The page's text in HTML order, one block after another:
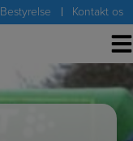
Bestyrelse Kontakt os